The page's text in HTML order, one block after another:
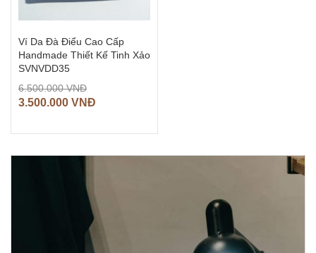
Ví Da Đà Điểu Cao Cấp
Handmade Thiết Kế Tinh Xảo
SVNVDD35
6.500.000VNĐ
3.500.000 VNĐ